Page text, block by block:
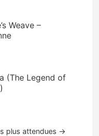
Weave –
(The Legend of
plus attendues →